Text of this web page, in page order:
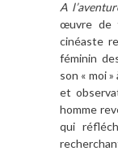
A
œuvre de
cinéaste
féminin
son « moi
et
homme
qui